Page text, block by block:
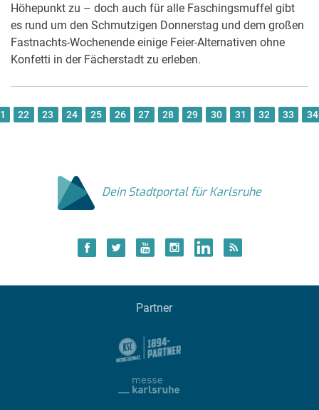
Höhepunkt zu – doch auch für alle Faschingsmuffel gibt
es rund um den Schmutzigen Donnerstag und dem großen
Fastnachts-Wochenende einige Feier-Alternativen ohne
Konfetti in der Fächerstadt zu erleben.
22 23 24 25 26 27 28 29 30 31 32 33 34
Dein Stadtportal für Karlsruhe
Partner